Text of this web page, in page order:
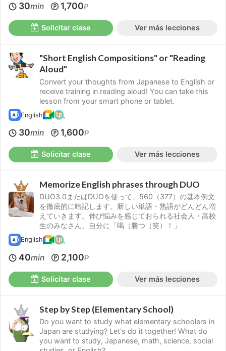
30min 1,700P
Solicitar clase Ver más lecciones
"Short English Compositions" or "Reading
Aloud"
Convert your thoughts from Japanese to English or
receive training in reading aloud! You can take this
lesson from your smart phone or tablet.
English
30min 1,600P
Solicitar clase Ver más lecciones
Memorize English phrases through DUO
DUO3.0またはDUOを使って、560（377）の基本例文
を徹底的に暗記します。新しい単語・熟語がどんどん増
えていきます。伸び悩みを感じておられる社会人・高校
生のみなさん、自分に「喝（勝つ（笑）！」
English
40min 2,100P
Solicitar clase Ver más lecciones
Step by Step (Elementary School)
Do you want to study what elementary schoolers in
Japan are studying? Let's do it together! What do
you want to study, Japanese, math, science, social